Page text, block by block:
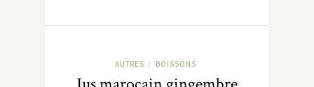
AUTRES / BOISSONS